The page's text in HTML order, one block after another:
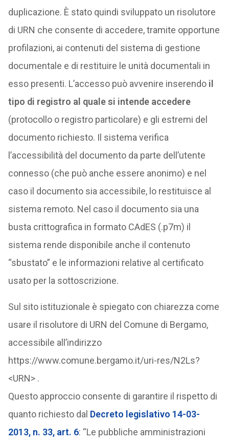
duplicazione. È stato quindi sviluppato un risolutore
di URN che consente di accedere, tramite opportune
profilazioni, ai contenuti del sistema di gestione
documentale e di restituire le unità documentali in
esso presenti. L’accesso può avvenire inserendo il
tipo di registro al quale si intende accedere
(protocollo o registro particolare) e gli estremi del
documento richiesto. Il sistema verifica
l’accessibilità del documento da parte dell’utente
connesso (che può anche essere anonimo) e nel
caso il documento sia accessibile, lo restituisce al
sistema remoto. Nel caso il documento sia una
busta crittografica in formato CAdES (.p7m) il
sistema rende disponibile anche il contenuto
“sbustato” e le informazioni relative al certificato
usato per la sottoscrizione.
Sul sito istituzionale è spiegato con chiarezza come
usare il risolutore di URN del Comune di Bergamo,
accessibile all’indirizzo
https://www.comune.bergamo.it/uri-res/N2Ls?
<URN> .
Questo approccio consente di garantire il rispetto di
quanto richiesto dal Decreto legislativo 14-03-
2013, n. 33, art. 6: “Le pubbliche amministrazioni